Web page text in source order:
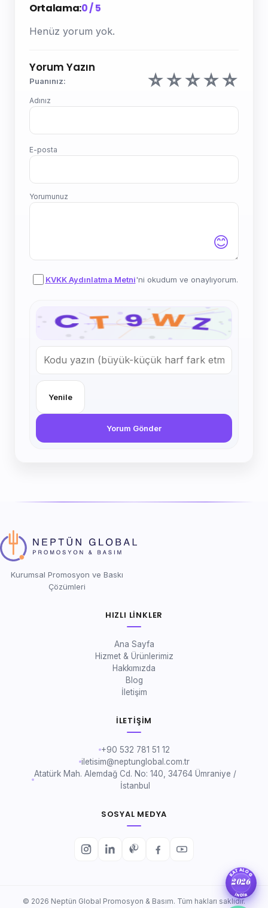
Ortalama:0 / 5
Henüz yorum yok.
Yorum Yazın
Puanınız: ☆☆☆☆☆
Adınız
E-posta
Yorumunuz
😊
KVKK Aydınlatma Metni'ni okudum ve onaylıyorum.
Yenile
Yorum Gönder
Kurumsal Promosyon ve Baskı
Çözümleri
HIZLI LINKLER
Ana Sayfa
Hizmet & Ürünlerimiz
Hakkımızda
Blog
İletişim
İLETIŞIM
+90 532 781 51 12
iletisim@neptunglobal.com.tr
Atatürk Mah. Alemdağ Cd. No: 140, 34764 Ümraniye /
İstanbul
SOSYAL MEDYA
© 2026 Neptün Global Promosyon & Basım. Tüm hakları saklıdır.
KATALOG
İNDİR
2026